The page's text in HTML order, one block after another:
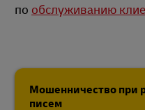
по обслуживанию
Мошенничество при
писем